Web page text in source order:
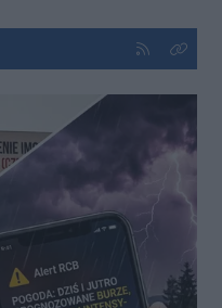
Kliknij aby
Kliknij